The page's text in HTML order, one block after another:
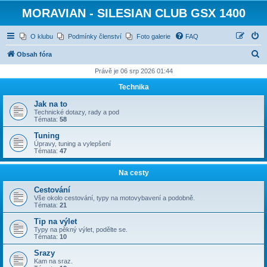
MORAVIAN - SILESIAN CLUB GSX 1400
O klubu Podmínky členství Foto galerie FAQ
Obsah fóra
d
t
Právě je 06 srp 2026 01:44
Technika
Jak na to
Technické dotazy, rady a pod
Témata: 58
Tuning
Úpravy, tuning a vylepšení
Témata: 47
Na cesty
Cestování
Vše okolo cestování, typy na motovybavení a podobně.
Témata: 21
Tip na výlet
Typy na pěkný výlet, podělte se.
Témata: 10
Srazy
Kam na sraz.